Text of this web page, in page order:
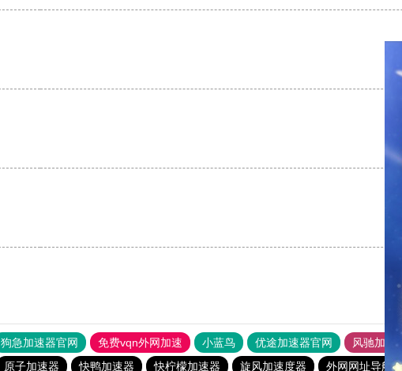
狗急加速器官网 免费vqn外网加速 小蓝鸟 优途加速器官网 风驰加速器
原子加速器 快鸭加速器 快柠檬加速器 旋风加速度器 外网网址导航